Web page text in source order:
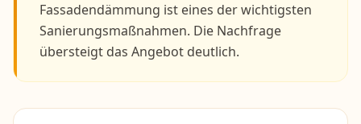
Fassadendämmung ist eines der wichtigsten
Sanierungsmaßnahmen. Die Nachfrage
übersteigt das Angebot deutlich.